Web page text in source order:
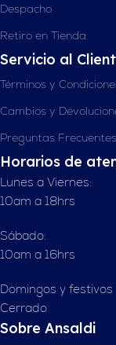
Despacho
Retiro en Tienda
Servicio al
Términos y
Cambios y
Preguntas Frecuentes
Horarios de
Lunes a Viernes:
10am a 18hrs
Sábado:
10am a 16hrs
Domingos y festivos
Cerrado
Sobre Ansaldi